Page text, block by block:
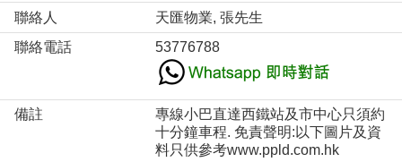
聯絡人
天匯物業, 張先生
聯絡電話
53776788
備註
專線小巴直達西鐵站及市中心只須約
十分鐘車程. 免責聲明:以下圖片及資
料只供參考www.ppld.com.hk